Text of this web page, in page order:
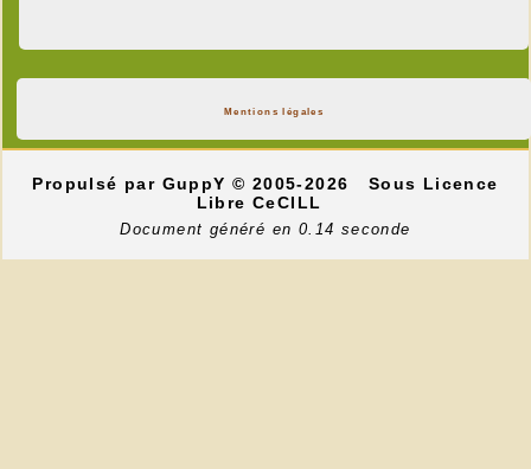
Mentions légales
Propulsé par GuppY© 2005-2026
Sous Licence
Libre CeCILL
Document généré en 0.14 seconde